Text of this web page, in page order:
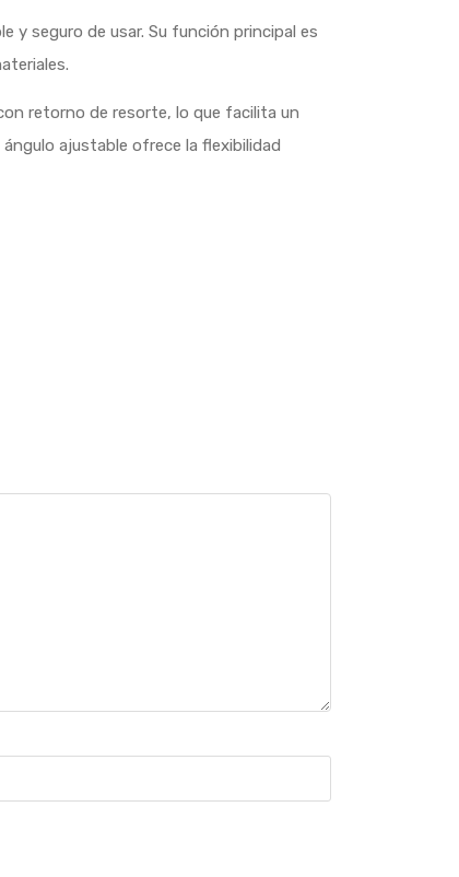
y seguro de usar. Su función principal es
retorno de resorte, lo que facilita un
ajustable ofrece la flexibilidad